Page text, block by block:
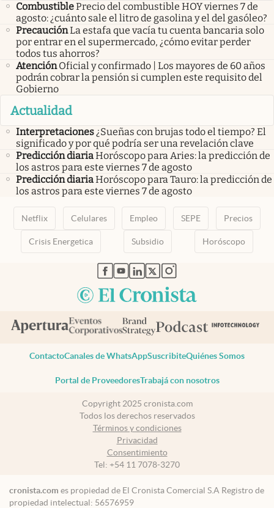
CombustiblePrecio del combustible HOY viernes 7 de
agosto: ¿cuánto sale el litro de gasolina y el del gasóleo?
PrecauciónLa estafa que vacía tu cuenta bancaria solo
por entrar en el supermercado, ¿cómo evitar perder
todos tus ahorros?
Atención Oficial y confirmado | Los mayores de 60 años
podrán cobrar la pensión si cumplen este requisito del
Gobierno
Actualidad
Interpretaciones¿Sueñas con brujas todo el tiempo? El
significado y por qué podría ser una revelación clave
Predicción diariaHoróscopo para Aries: la predicción de
los astros para este viernes 7 de agosto
Predicción diariaHoróscopo para Tauro: la predicción de
los astros para este viernes 7 de agosto
Netflix Celulares Empleo SEPE Precios
Crisis Energetica Subsidio Horóscopo
abre en nueva pestaña
abre en nueva pestaña
abre en nueva pestaña
abre en nueva pestaña
abre en nueva pestaña
ContactoCanales de WhatsAppSuscribiteQuiénes Somos
Portal de ProveedoresTrabajá con nosotros
Copyright 2025 cronista.com
Todos los derechos reservados
Términos y condiciones
Privacidad
Consentimiento
Tel: +54 11 7078-3270
cronista.com es propiedad de El Cronista Comercial S.A Registro de
propiedad intelectual: 56576959